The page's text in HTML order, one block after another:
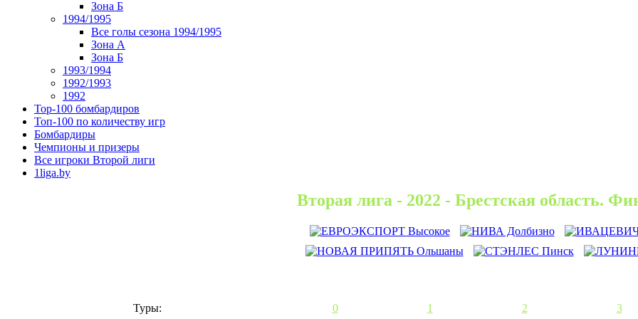
Зона Б
1994/1995
Все голы сезона 1994/1995
Зона А
Зона Б
1993/1994
1992/1993
1992
Top-100 бомбардиров
Топ-100 по количеству игр
Бомбардиры
Чемпионы и призеры
Все игроки Второй лиги
1liga.by
Вторая лига - 2022 - Брестская область.
Туры: 0 1 2 3